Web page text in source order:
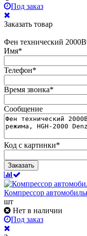
Под заказ
Заказать товар
Фен технический
Имя*
Телефон*
Время звонка*
Сообщение
Код с картинки*
Заказать
Компрессор
шт
Нет в наличии
Под заказ